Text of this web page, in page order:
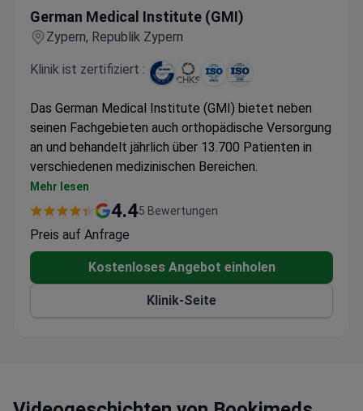
German Medical Institute (GMI)
Zypern, Republik Zypern
Klinik ist zertifiziert :
Das German Medical Institute (GMI) bietet neben
seinen Fachgebieten auch orthopädische Versorgung
an und behandelt jährlich über 13.700 Patienten in
verschiedenen medizinischen Bereichen.
Mehrfachspezialisierte Klinik mit integrierten
orthopädischen Leistungen in der umfassenden
Versorgung
Dient hauptsächlich erwachsenen Patienten aus
internationalen Regionen, einschließlich der GUS-
Staaten und Europa
Private Einrichtung mit persönlicher medizinischer
Betreuung
Mehr lesen
4.45 Bewertungen
Preis auf Anfrage
Kostenloses Angebot einholen
Klinik-Seite